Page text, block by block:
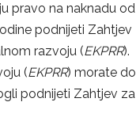
pravo na naknadu od
podnijeti Zahtjev
razvoju (EKPRR).
(EKPRR) morate do
podnijeti Zahtjev za